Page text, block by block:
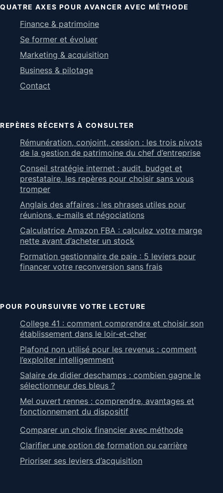
QUATRE AXES POUR AVANCER AVEC MÉTHODE
Finance & patrimoine
Se former et évoluer
Marketing & acquisition
Business & pilotage
Contact
REPÈRES RÉCENTS À CONSULTER
Rémunération, conjoint, cession : les trois pivots
de la gestion de patrimoine du chef d’entreprise
Conseil stratégie internet : audit, budget et
prestataire, les repères pour choisir sans vous
tromper
Anglais des affaires : les phrases utiles pour
réunions, e-mails et négociations
Calculatrice Amazon FBA : calculez votre marge
nette avant d’acheter un stock
Formation gestionnaire de paie : 5 leviers pour
financer votre reconversion sans frais
POUR POURSUIVRE VOTRE LECTURE
College 41 : comment comprendre et choisir son
établissement dans le loir-et-cher
Plafond non utilisé pour les revenus : comment
l’exploiter intelligemment
Salaire de didier deschamps : combien gagne le
sélectionneur des bleus ?
Mel ouvert rennes : comprendre, avantages et
fonctionnement du dispositif
Comparer un choix financier avec méthode
Clarifier une option de formation ou carrière
Prioriser ses leviers d’acquisition